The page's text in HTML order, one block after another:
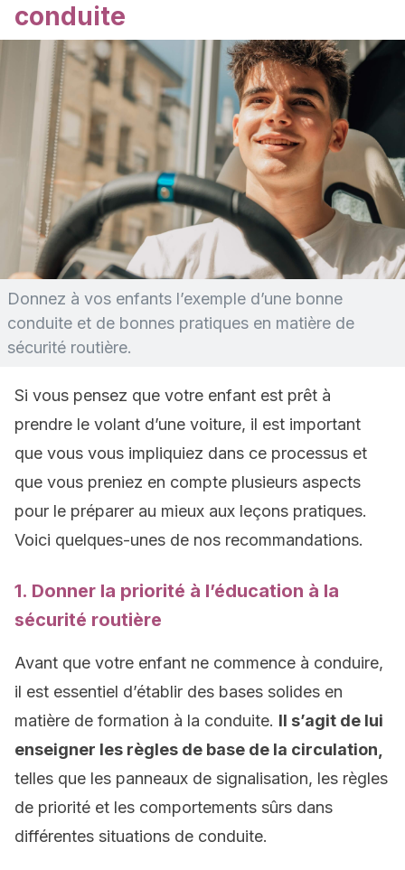
conduite
Donnez à vos enfants l’exemple d’une bonne
conduite et de bonnes pratiques en matière de
sécurité routière.
Si vous pensez que votre enfant est prêt à
prendre le volant d’une voiture, il est important
que vous vous impliquiez dans ce processus et
que vous preniez en compte plusieurs aspects
pour le préparer au mieux aux leçons pratiques.
Voici quelques-unes de nos recommandations.
1. Donner la priorité à l’éducation à la
sécurité routière
Avant que votre enfant ne commence à conduire,
il est essentiel d’établir des bases solides en
matière de formation à la conduite. Il s’agit de lui
enseigner les règles de base de la circulation,
telles que les panneaux de signalisation, les règles
de priorité et les comportements sûrs dans
différentes situations de conduite.